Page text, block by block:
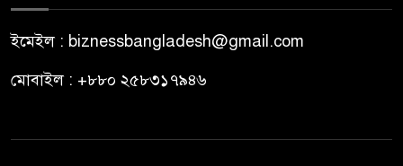
ইমেইল : biznessbangladesh@gmail.com
মোবাইল : +৮৮০ ২৫৮৩১৭৯৪৬